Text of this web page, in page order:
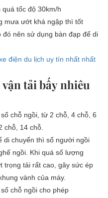
tốc độ 30km/h
mưa ướt khá ngập thì tốt
đó nên sử dụng bàn đạp để di
điện du lịch uy tín nhất nhất
tải bấy nhiêu
chỗ ngồi, từ 2 chỗ, 4 chỗ, 6
chỗ, 14 chỗ.
di chuyển thì số người ngồi
ngồi. Khi quá số lượng
trọng tải rất cao, gây sức ép
vành của máy.